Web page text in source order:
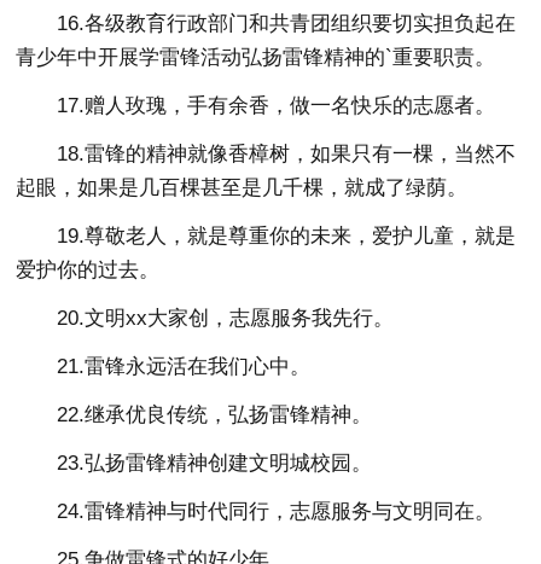
16.各级教育行政部门和共青团组织要切实担负起在
青少年中开展学雷锋活动弘扬雷锋精神的`重要职责。
17.赠人玫瑰，手有余香，做一名快乐的志愿者。
18.雷锋的精神就像香樟树，如果只有一棵，当然不
起眼，如果是几百棵甚至是几千棵，就成了绿荫。
19.尊敬老人，就是尊重你的未来，爱护儿童，就是
爱护你的过去。
20.文明xx大家创，志愿服务我先行。
21.雷锋永远活在我们心中。
22.继承优良传统，弘扬雷锋精神。
23.弘扬雷锋精神创建文明城校园。
24.雷锋精神与时代同行，志愿服务与文明同在。